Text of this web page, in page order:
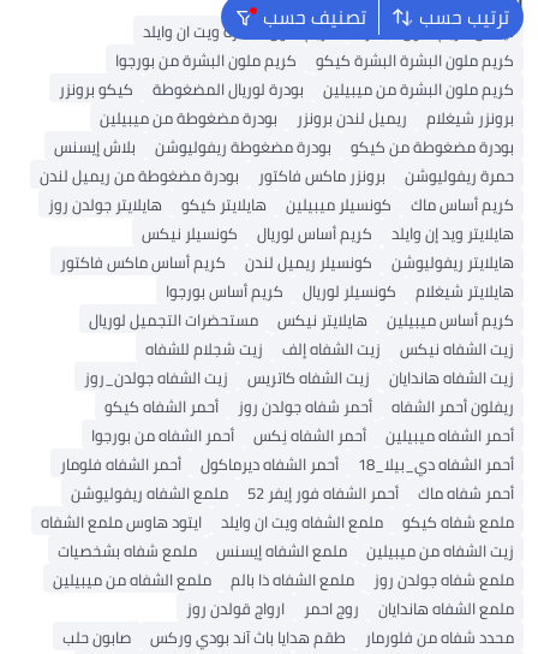
ترتيب حسب تصنيف حسبنيكس كريم ملون البشرة
كريم ملون البشرة ويت ان وايلد
كريم ملون البشرة البشرة كيكو
كريم ملون البشرة من بورجوا
كريم ملون البشرة من ميبيلين
بودرة لوريال المضغوطة
كيكو برونزر
برونزر شيغلام
ريميل لندن برونزر
بودرة مضغوطة من ميبيلين
بودرة مضغوطة من كيكو
بودرة مضغوطة ريفوليوشن
بلاش إيسنس
حمرة ريفوليوشن
برونزر ماكس فاكتور
بودرة مضغوطة من ريميل لندن
كريم أساس ماك
كونسيلر ميبيلين هايلايتر كيكو
هايلايتر جولدن روز
هايلايتر ويد إن وايلد
كريم أساس لوريال
كونسيلر نيكس
هايلايتر ريفوليوشن
كونسيلر ريميل لندن
كريم أساس ماكس فاكتور
هايلايتر شيغلام
كونسيلر لوريال
كريم أساس بورجوا
كريم أساس ميبيلين
هايلايتر نيكس
مستحضرات التجميل لوريال
زيت الشفاه نيكس
زيت الشفاه إلف
زيت شجلام للشفاه
زيت الشفاه هاندايان
زيت الشفاه كاتريس
زيت الشفاه جولدن_روز
ريفلون أحمر الشفاه
أحمر شفاه جولدن روز
أحمر الشفاه كيكو
أحمر الشفاه ميبيلين
أحمر الشفاه نِكس
أحمر الشفاه من بورجوا
أحمر الشفاه دي_بيلا_18
أحمر الشفاه ديرماكول
أحمر الشفاه فلومار
أحمر شفاه ماك
أحمر الشفاه فور إيفر 52
ملمع الشفاه ريفوليوشن
ملمع شفاه كيكو
ملمع الشفاه ويت ان وايلد
ايتود هاوس ملمع الشفاه
زيت الشفاه من ميبيلين
ملمع الشفاه إيسنس
ملمع شفاه بشخصيات
ملمع شفاه جولدن روز
ملمع الشفاه ذا بالم
ملمع الشفاه من ميبيلين
ملمع الشفاه هاندايان
روج احمر
ارواج قولدن روز
محدد شفاه من فلورمار
طقم هدايا باث آند بودي وركس
صابون حلب